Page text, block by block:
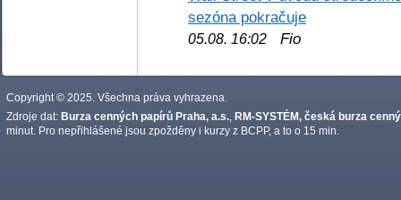
sezóna pokračuje
05.08. 16:02 Fio
Copyright © 2025. Všechna práva vyhrazena.
Zdroje dat: Burza cenných papírů Praha, a.s., RM-SYSTÉM, česká burza
minut. Pro nepřihlášené jsou zpožděny i kurzy z BCPP, a to o 15 min.